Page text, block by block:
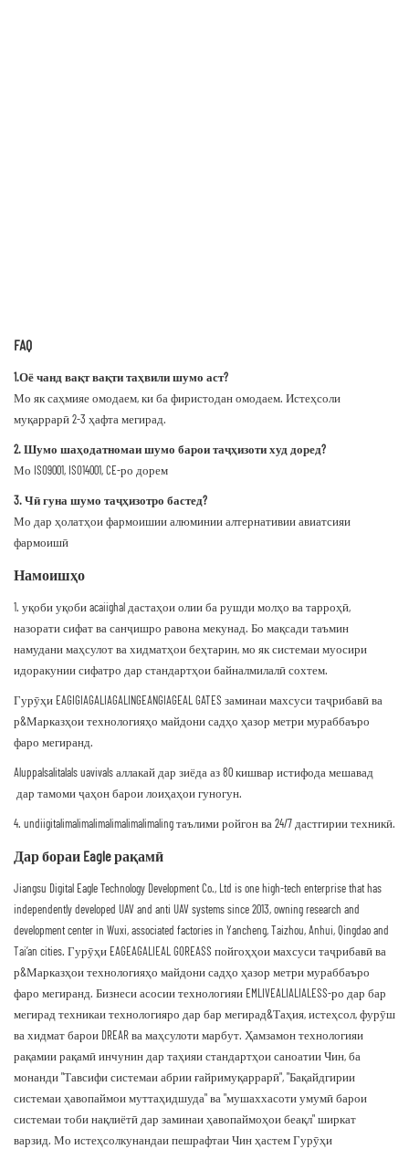
FAQ
1.Оё чанд вақт вақти таҳвили шумо аст?
Мо як саҳмияе омодаем, ки ба фиристодан омодаем. Истеҳсоли
муқаррарӣ 2-3 ҳафта мегирад.
2. Шумо шаҳодатномаи шумо барои таҷҳизоти худ доред?
Мо ISO9001, ISO14001, CE-ро дорем
3. Чӣ гуна шумо таҷҳизотро бастед?
Мо дар ҳолатҳои фармоишии алюминии алтернативии авиатсияи
фармоишӣ
Намоишҳо
1. уқоби уқоби acaiighal дастаҳои олии ба рушди молҳо ва тарроҳӣ,
назорати сифат ва санҷишро равона мекунад. Бо мақсади таъмин
намудани маҳсулот ва хидматҳои беҳтарин, мо як системаи муосири
идоракунии сифатро дар стандартҳои байналмилалӣ сохтем.
Гурӯҳи EAGIGIAGALIAGALINGEANGIAGEAL GATES заминаи махсуси таҷрибавӣ ва
р&Марказҳои технологияҳо майдони садҳо ҳазор метри мураббаъро
фаро мегиранд.
Aluppalsalitalals uavivals аллакай дар зиёда аз 80 кишвар истифода мешавад
дар тамоми ҷаҳон барои лоиҳаҳои гуногун.
4. undiigitalimalimalimalimalimalimaling таълими ройгон ва 24/7 дастгирии техникӣ.
Дар бораи Eagle рақамӣ
Jiangsu Digital Eagle Technology Development Co., Ltd is one high-tech enterprise that has
independently developed UAV and anti UAV systems since 2013, owning research and
development center in Wuxi, associated factories in Yancheng, Taizhou, Anhui, Qingdao and
Tai’an cities. Гурӯҳи EAGEAGALIEAL GOREASS пойгоҳҳои махсуси таҷрибавӣ ва
р&Марказҳои технологияҳо майдони садҳо ҳазор метри мураббаъро
фаро мегиранд. Бизнеси асосии технологияи EMLIVEALIALIALESS-ро дар бар
мегирад техникаи технологияро дар бар мегирад&Таҳия, истеҳсол, фурӯш
ва хидмат барои DREAR ва маҳсулоти марбут. Ҳамзамон технологияи
рақамии рақамӣ инчунин дар таҳияи стандартҳои саноатии Чин, ба
монанди "Тавсифи системаи абрии ғайримуқаррарӣ", "Бақайдгирии
системаи ҳавопаймои муттаҳидшуда" ва "мушаххасоти умумӣ барои
системаи тоби нақлиётӣ дар заминаи ҳавопаймоҳои беақл" ширкат
варзид. Мо истеҳсолкунандаи пешрафтаи Чин ҳастем Гурӯҳи